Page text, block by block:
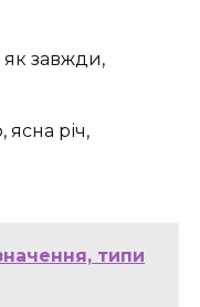
як завжди,
ясна річ,
типи